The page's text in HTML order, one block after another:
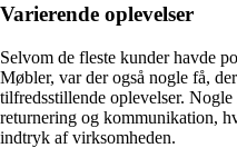
Varierende oplevelser
Selvom de fleste kunder havde
Møbler, var der også nogle få,
tilfredsstillende oplevelser.
returnering og kommunikation,
indtryk af virksomheden.